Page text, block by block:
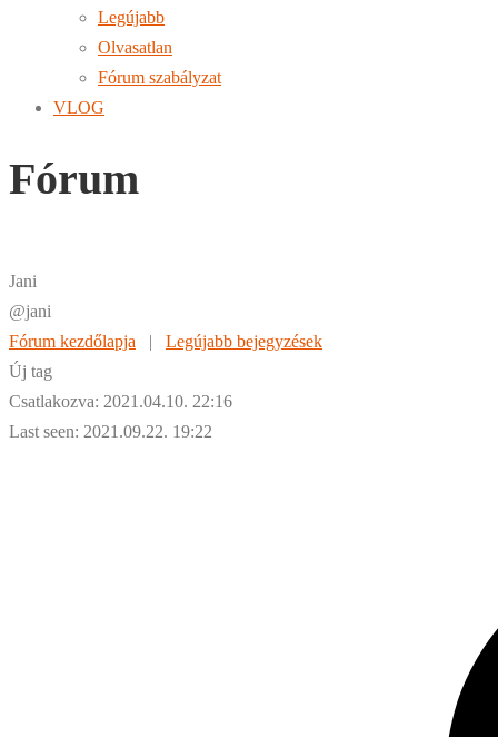
Legújabb
Olvasatlan
Fórum szabályzat
VLOG
Fórum
Jani
@jani
Fórum kezdőlapja | Legújabb bejegyzések
Új tag
Csatlakozva: 2021.04.10. 22:16
Last seen: 2021.09.22. 19:22